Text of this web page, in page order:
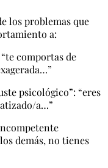
los problemas que
a:
comportas de
psicológico”: “eres
a…”
demás, no tienes